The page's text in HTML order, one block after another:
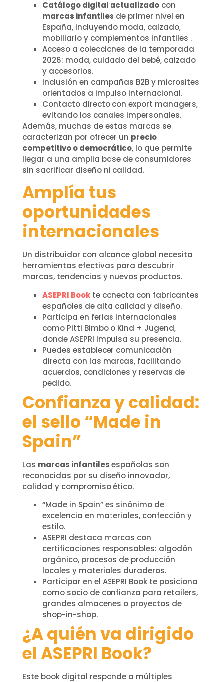
Catálogo digital actualizadocon
marcas infantiles de primer nivel en
España, incluyendo moda, calzado,
mobiliario y complementos infantiles .
Acceso a colecciones de la temporada
2026: moda, cuidado del bebé, calzado
y accesorios.
Inclusión en campañas B2B y microsites
orientados a impulso internacional.
Contacto directo con export managers,
evitando los canales impersonales.
Además, muchas de estas marcas se
caracterizan por ofrecer un precio
competitivo o democrático, lo que permite
llegar a una amplia base de consumidores
sin sacrificar diseño ni calidad.
Amplía tus
oportunidades
internacionales
Un distribuidor con alcance global necesita
herramientas efectivas para descubrir
marcas, tendencias y nuevos productos.
ASEPRI Bookte conecta con fabricantes
españoles de alta calidad y diseño.
Participa en ferias internacionales
como Pitti Bimbo o Kind + Jugend,
donde ASEPRI impulsa su presencia.
Puedes establecer comunicación
directa con las marcas, facilitando
acuerdos, condiciones y reservas de
pedido.
Confianza y calidad:
el sello “Made in
Spain”
Las marcas infantiles españolas son
reconocidas por su diseño innovador,
calidad y compromiso ético.
“Made in Spain” es sinónimo de
excelencia en materiales, confección y
estilo.
ASEPRI destaca marcas con
certificaciones responsables: algodón
orgánico, procesos de producción
locales y materiales duraderos.
Participar en el ASEPRI Book te posiciona
como socio de confianza para retailers,
grandes almacenes o proyectos de
shop-in-shop.
¿A quién va dirigido
el ASEPRI Book?
Este book digital responde a múltiples